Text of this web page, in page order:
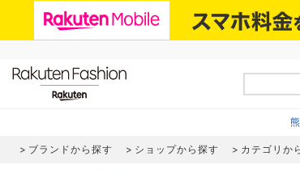
ブランドから探す ショップから探す カテゴリか